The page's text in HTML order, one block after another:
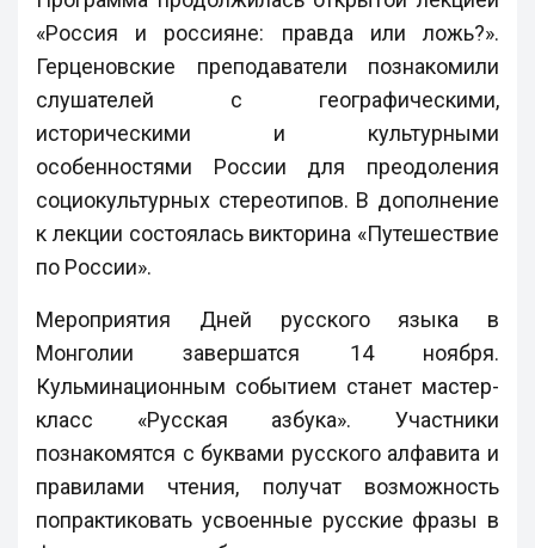
«Россия и россияне: правда или ложь?».
Герценовские преподаватели познакомили
слушателей с географическими,
историческими и культурными
особенностями России для преодоления
социокультурных стереотипов. В дополнение
к лекции состоялась викторина «Путешествие
по России».
Мероприятия Дней русского языка в
Монголии завершатся 14 ноября.
Кульминационным событием станет мастер-
класс «Русская азбука». Участники
познакомятся с буквами русского алфавита и
правилами чтения, получат возможность
попрактиковать усвоенные русские фразы в